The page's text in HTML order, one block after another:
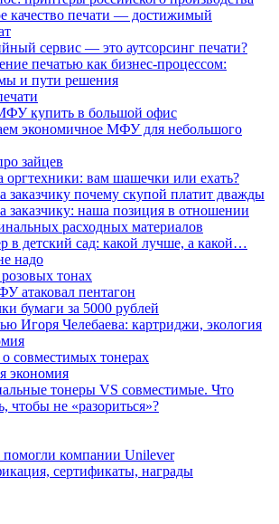
качество печати — достижимый
сервис — это аутсорсинг печати?
печатью как бизнес-процессом:
и пути решения
купить в большой офис
экономичное МФУ для небольшого
зайцев
оргтехники: вам шашечки или ехать?
заказчику почему скупой платит дважды
заказчику: наша позиция в отношении
расходных материалов
в детский сад: какой лучше, а какой…
надо
тонах
атаковал пентагон
бумаги за 5000 рублей
Игоря Челебаева: картриджи, экология
совместимых тонерах
экономия
тонеры VS совместимые. Что
чтобы не «разориться»?
компании Unilever
сертификаты, награды